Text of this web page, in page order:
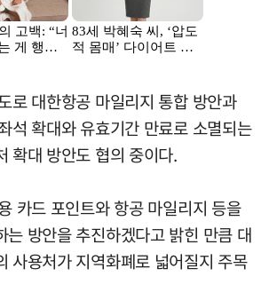
로 대한항공 마일리지 통합 방안과
석 확대와 유효기간 만료로 소멸되는
확대 방안도 협의 중이다.
카드 포인트와 항공 마일리지 등을
는 방안을 추진하겠다고 밝힌 만큼 대
사용처가 지역화폐로 넓어질지 주목